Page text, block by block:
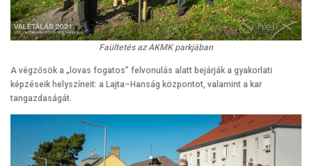
Faültetés az AKMK parkjában
A végzősök a „lovas fogatos” felvonulás alatt bejárják a gyakorlati
képzéseik helyszíneit: a Lajta–Hanság központot, valamint a kar
tangazdaságát.